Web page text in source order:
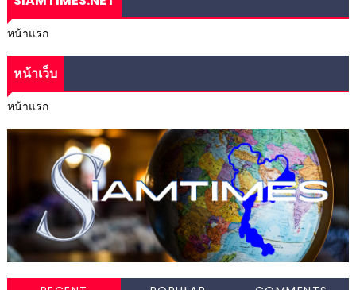
หน้าแรก
หน้าเว็บ
หน้าแรก